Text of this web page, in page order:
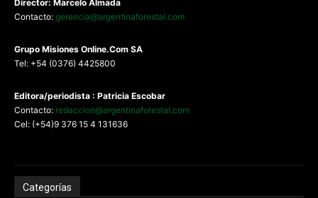
Director: Marcelo Almada
Contacto: gerencia@argentinaforestal.com
Grupo Misiones Online.Com SA
Tel: +54 (0376) 4425800
Editora/periodista : Patricia Escobar
Contacto: redaccion@argentinaforestal.com
Cel: (+54)9 376 15 4 131636
Categorías